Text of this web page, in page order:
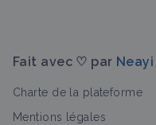
Fait avec ♡ par Neayi
Charte de la plateforme
Mentions légales